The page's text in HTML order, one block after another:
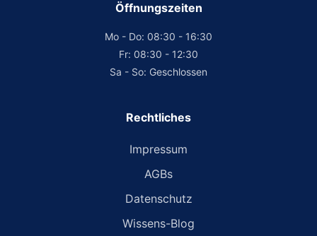
Öffnungszeiten
Mo - Do: 08:30 - 16:30
Fr: 08:30 - 12:30
Sa - So: Geschlossen
Rechtliches
Impressum
AGBs
Datenschutz
Wissens-Blog